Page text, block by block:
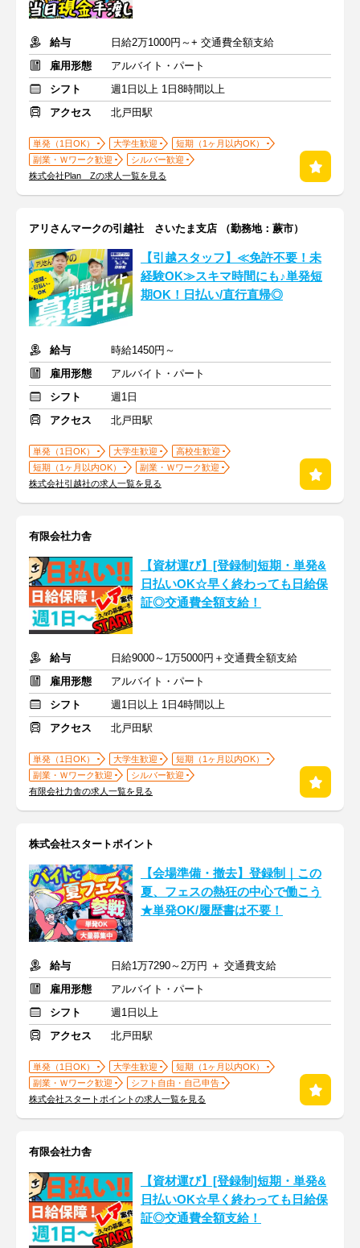
給与
日給2万1000円～+ 交通費全額支給
雇用形態
アルバイト・パート
シフト
週1日以上 1日8時間以上
アクセス
北戸田駅
単発（1日OK） 大学生歓迎
短期（1ヶ月以内OK）
副業・Ｗワーク歓迎
シルバー歓迎
株式会社Plan Zの求人一覧を見る
アリさんマークの引越社 さいたま支店 （勤務地：蕨市）
【引越スタッフ】≪免許不要！未
経験OK≫スキマ時間にも♪単発短
期OK！日払い/直行直帰◎
給与
時給1450円～
雇用形態
アルバイト・パート
シフト
週1日
アクセス
北戸田駅
単発（1日OK） 大学生歓迎
高校生歓迎
短期（1ヶ月以内OK）
副業・Ｗワーク歓迎
株式会社引越社の求人一覧を見る
有限会社力舎
【資材運び】[登録制]短期・単発&
日払いOK☆早く終わっても日給保
証◎交通費全額支給！
給与
日給9000～1万5000円＋交通費全額支給
雇用形態
アルバイト・パート
シフト
週1日以上 1日4時間以上
アクセス
北戸田駅
単発（1日OK） 大学生歓迎
短期（1ヶ月以内OK）
副業・Ｗワーク歓迎
シルバー歓迎
有限会社力舎の求人一覧を見る
株式会社スタートポイント
【会場準備・撤去】登録制｜この
夏、フェスの熱狂の中心で働こう
★単発OK/履歴書は不要！
給与
日給1万7290～2万円 ＋ 交通費支給
雇用形態
アルバイト・パート
シフト
週1日以上
アクセス
北戸田駅
単発（1日OK） 大学生歓迎
短期（1ヶ月以内OK）
副業・Ｗワーク歓迎
シフト自由・自己申告
株式会社スタートポイントの求人一覧を見る
有限会社力舎
【資材運び】[登録制]短期・単発&
日払いOK☆早く終わっても日給保
証◎交通費全額支給！